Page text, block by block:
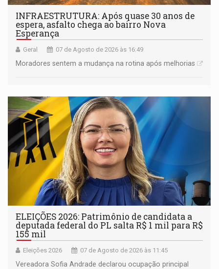
INFRAESTRUTURA: Após quase 30 anos de
espera, asfalto chega ao bairro Nova
Esperança
Geral 07 de Agosto de 2026 às 16:49
Moradores sentem a mudança na rotina após melhorias
ELEIÇÕES 2026: Patrimônio de candidata a
deputada federal do PL salta R$ 1 mil para R$
155 mil
Eleições 2026 07 de Agosto de 2026 às 11:45
Vereadora Sofia Andrade declarou ocupação principal